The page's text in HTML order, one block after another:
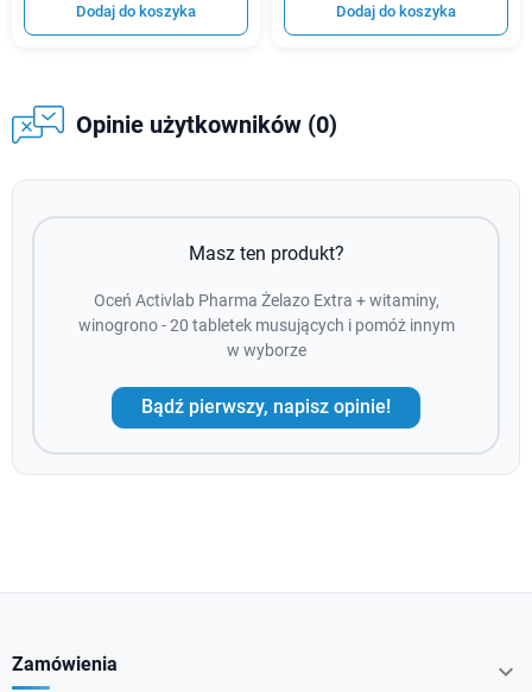
Dodaj do koszyka Dodaj do koszyka
Opinie użytkowników (0)
Masz ten produkt?
Oceń Activlab Pharma Żelazo Extra + witaminy,
winogrono - 20 tabletek musujących i pomóż innym
w wyborze
Bądź pierwszy, napisz opinie!
Zamówienia 